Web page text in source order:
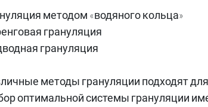
методом «водяного кольца»
грануляция
грануляция
методы грануляции подходят
оптимальной системы грануляции